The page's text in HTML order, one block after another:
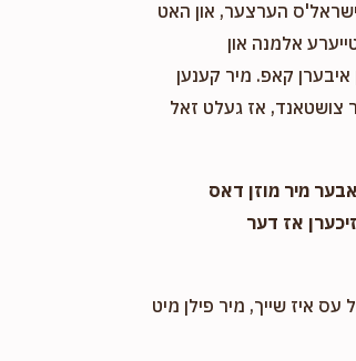
ישראל'ס הערצער, און האט
אלמנה און
איבערן קאפ. מיר קענען
צושטאנד, אז געלט זאל
מיר מוזן דאס
אז דער
עס איז שייך, מיר פילן מיט